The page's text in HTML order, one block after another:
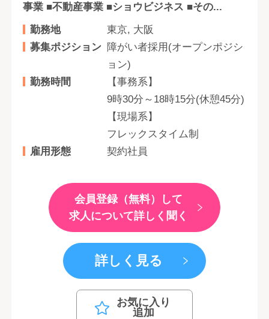
事業 ■不動産事業 ■ショウビジネス ■その...
勤務地
東京, 大阪
募集ポジション 障がい者採用(オープンポジシ
ョン)
勤務時間
【事務系】
9時30分～18時15分(休憩45分)
【現場系】
フレックスタイム制
雇用形態
契約社員
会員登録（無料）して
求人について詳しく聞く
詳しく見る
お気に入り
追加